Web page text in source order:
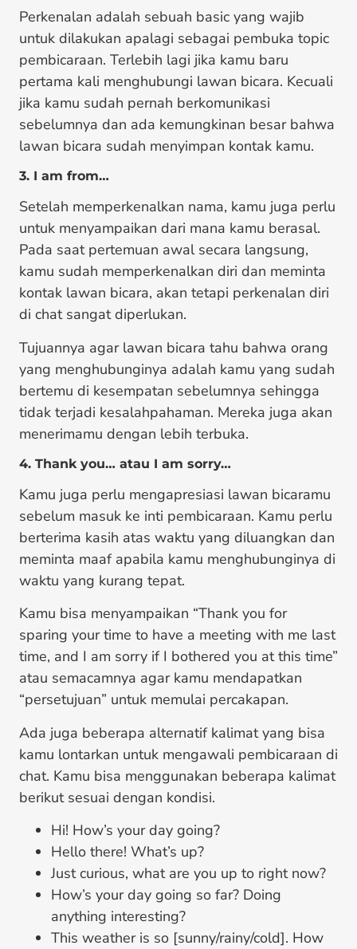
Perkenalan adalah sebuah basic yang wajib
untuk dilakukan apalagi sebagai pembuka topic
pembicaraan. Terlebih lagi jika kamu baru
pertama kali menghubungi lawan bicara. Kecuali
jika kamu sudah pernah berkomunikasi
sebelumnya dan ada kemungkinan besar bahwa
lawan bicara sudah menyimpan kontak kamu.
3. I am from…
Setelah memperkenalkan nama, kamu juga perlu
untuk menyampaikan dari mana kamu berasal.
Pada saat pertemuan awal secara langsung,
kamu sudah memperkenalkan diri dan meminta
kontak lawan bicara, akan tetapi perkenalan diri
di chat sangat diperlukan.
Tujuannya agar lawan bicara tahu bahwa orang
yang menghubunginya adalah kamu yang sudah
bertemu di kesempatan sebelumnya sehingga
tidak terjadi kesalahpahaman. Mereka juga akan
menerimamu dengan lebih terbuka.
4. Thank you… atau I am sorry…
Kamu juga perlu mengapresiasi lawan bicaramu
sebelum masuk ke inti pembicaraan. Kamu perlu
berterima kasih atas waktu yang diluangkan dan
meminta maaf apabila kamu menghubunginya di
waktu yang kurang tepat.
Kamu bisa menyampaikan “Thank you for
sparing your time to have a meeting with me last
time, and I am sorry if I bothered you at this time”
atau semacamnya agar kamu mendapatkan
“persetujuan” untuk memulai percakapan.
Ada juga beberapa alternatif kalimat yang bisa
kamu lontarkan untuk mengawali pembicaraan di
chat. Kamu bisa menggunakan beberapa kalimat
berikut sesuai dengan kondisi.
Hi! How’s your day going?
Hello there! What’s up?
Just curious, what are you up to right now?
How’s your day going so far? Doing
anything interesting?
This weather is so [sunny/rainy/cold]. How